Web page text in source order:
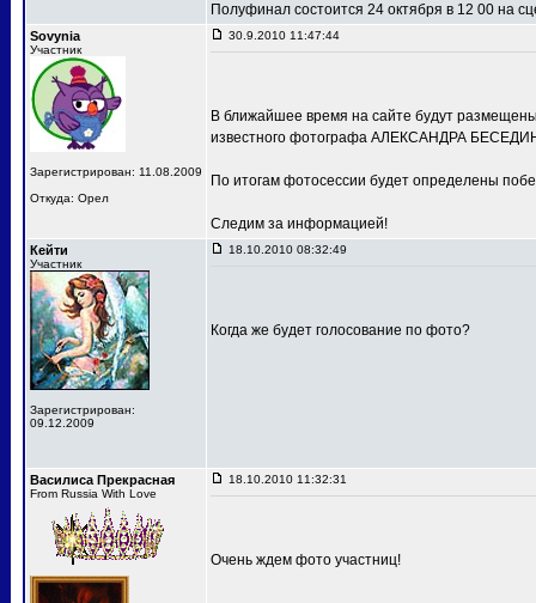
Полуфинал состоится 24 октября в 12 00 на
Sovynia
Участник
Зарегистрирован: 11.08.2009
Откуда: Орел
30.9.2010 11:47:44
В ближайшее время на сайте будут
известного фотографа АЛЕКСАНДРА
По итогам фотосессии будет определены
Следим за информацией!
Кейти
Участник
Зарегистрирован:
09.12.2009
18.10.2010 08:32:49
Когда же будет голосование по фото?
Василиса Прекрасная
From Russia With Love
18.10.2010 11:32:31
Очень ждем фото участниц!